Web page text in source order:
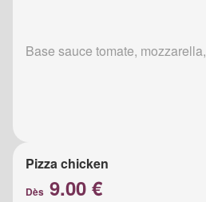
Base sauce tomate,
Pizza chicken
Dès 9.00 €